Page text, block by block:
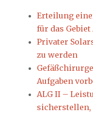
Erteilung
für das
Privater
zu werden
Aufgaben
ALG II –
sicherstellen,